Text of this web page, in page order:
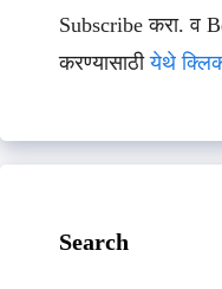
Subscribe करा. व
करण्यासाठीयेथे
Search